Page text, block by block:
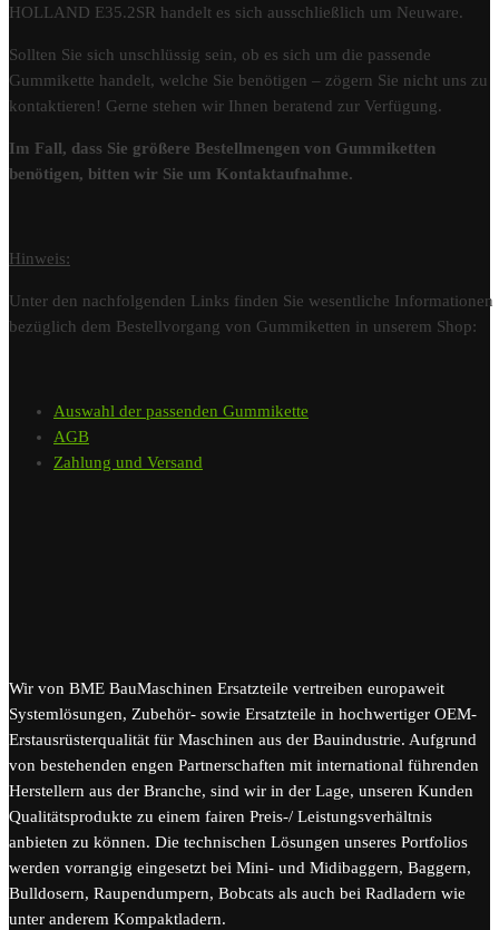
HOLLAND E35.2SR handelt es sich ausschließlich um Neuware.
Sollten Sie sich unschlüssig sein, ob es sich um die passende
Gummikette handelt, welche Sie benötigen – zögern Sie nicht uns zu
kontaktieren! Gerne stehen wir Ihnen beratend zur Verfügung.
Im Fall, dass Sie größere Bestellmengen von Gummiketten
benötigen, bitten wir Sie um Kontaktaufnahme.
Hinweis:
Unter den nachfolgenden Links finden Sie wesentliche Informationen
bezüglich dem Bestellvorgang von Gummiketten in unserem Shop:
Auswahl der passenden Gummikette
AGB
Zahlung und Versand
Wir von BME BauMaschinen Ersatzteile vertreiben europaweit
Systemlösungen, Zubehör- sowie Ersatzteile in hochwertiger OEM-
Erstausrüsterqualität für Maschinen aus der Bauindustrie. Aufgrund
von bestehenden engen Partnerschaften mit international führenden
Herstellern aus der Branche, sind wir in der Lage, unseren Kunden
Qualitätsprodukte zu einem fairen Preis-/ Leistungsverhältnis
anbieten zu können. Die technischen Lösungen unseres Portfolios
werden vorrangig eingesetzt bei Mini- und Midibaggern, Baggern,
Bulldosern, Raupendumpern, Bobcats als auch bei Radladern wie
unter anderem Kompaktladern.